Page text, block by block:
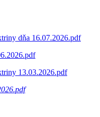
dňa 16.07.2026.pdf
13.03.2026.pdf